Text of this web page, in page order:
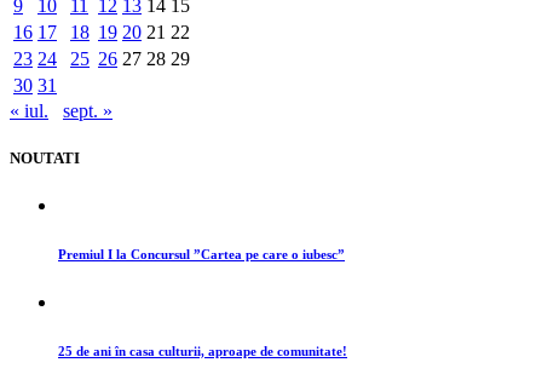
9
10 11 12 13 14 15
16 17 18 19 20 21 22
23 24 25 26 27 28 29
30 31
« iul.
sept. »
NOUTATI
Premiul I la Concursul ”Cartea pe care o iubesc”
25 de ani în casa culturii, aproape de comunitate!